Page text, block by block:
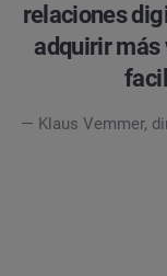
relaciones
adquirir más
— Klaus Vemmer,